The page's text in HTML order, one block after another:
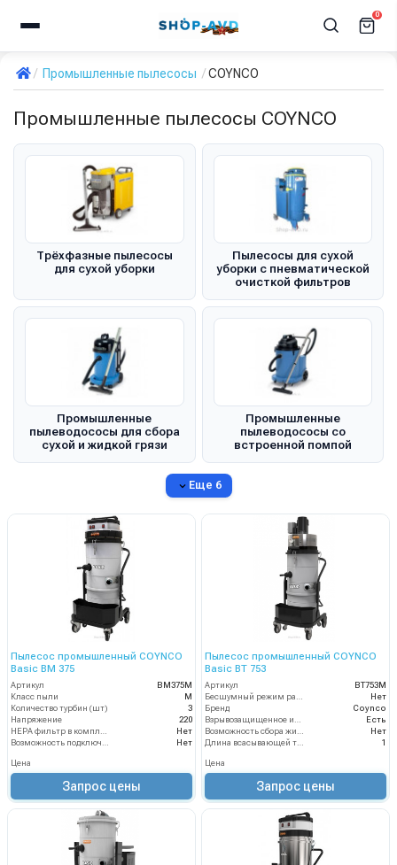
0
Промышленные пылесосы COYNCO
Промышленные пылесосы COYNCO
Трёхфазные пылесосы
для сухой уборки
Пылесосы для сухой
уборки с пневматической
очисткой фильтров
Промышленные
пылеводососы для сбора
сухой и жидкой грязи
Промышленные
пылеводососы со
встроенной помпой
Еще 6
Пылесос промышленный COYNCO
Basic BM 375
Артикул
BM375M
Класс пыли
М
Количество турбин (шт)
3
Напряжение
220
HEPA фильтр в комплекте
Нет
Возможность подключения электрощетки
Нет
Цена
Запрос цены
Пылесос промышленный COYNCO
Basic BT 753
Артикул
BT753M
Бесшумный режим работы
Нет
Бренд
Coynco
Взрывозащищенное исполнение
Есть
Возможность сбора жидкой грязи
Нет
Длина всасывающей трубки
1
Цена
Запрос цены